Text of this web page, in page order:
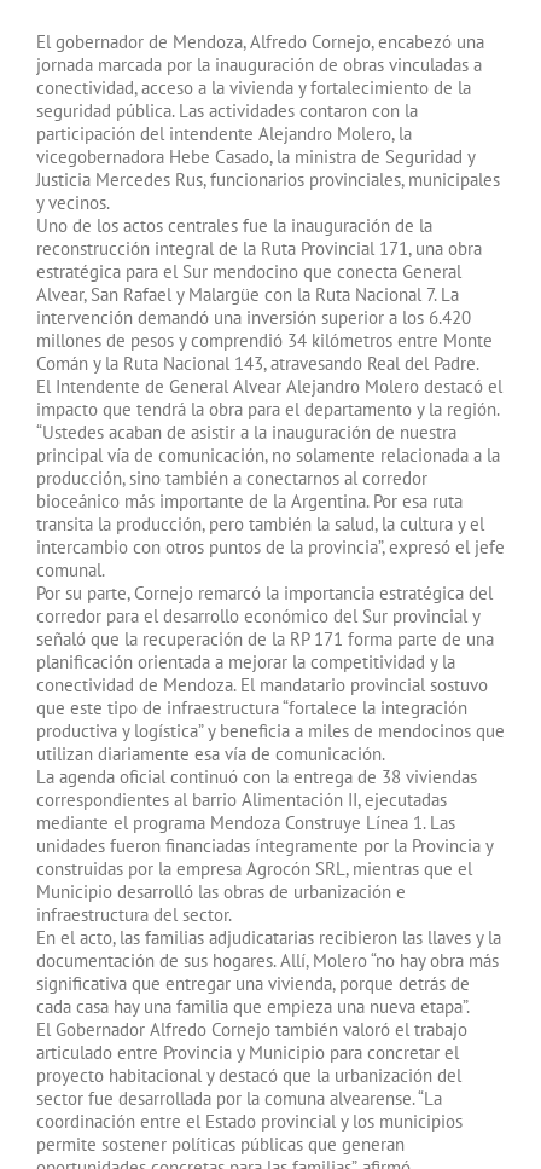
El gobernador de Mendoza, Alfredo Cornejo, encabezó una
jornada marcada por la inauguración de obras vinculadas a
conectividad, acceso a la vivienda y fortalecimiento de la
seguridad pública. Las actividades contaron con la
participación del intendente Alejandro Molero, la
vicegobernadora Hebe Casado, la ministra de Seguridad y
Justicia Mercedes Rus, funcionarios provinciales, municipales
y vecinos.
Uno de los actos centrales fue la inauguración de la
reconstrucción integral de la Ruta Provincial 171, una obra
estratégica para el Sur mendocino que conecta General
Alvear, San Rafael y Malargüe con la Ruta Nacional 7. La
intervención demandó una inversión superior a los 6.420
millones de pesos y comprendió 34 kilómetros entre Monte
Comán y la Ruta Nacional 143, atravesando Real del Padre.
El Intendente de General Alvear Alejandro Molero destacó el
impacto que tendrá la obra para el departamento y la región.
“Ustedes acaban de asistir a la inauguración de nuestra
principal vía de comunicación, no solamente relacionada a la
producción, sino también a conectarnos al corredor
bioceánico más importante de la Argentina. Por esa ruta
transita la producción, pero también la salud, la cultura y el
intercambio con otros puntos de la provincia”, expresó el jefe
comunal.
Por su parte, Cornejo remarcó la importancia estratégica del
corredor para el desarrollo económico del Sur provincial y
señaló que la recuperación de la RP 171 forma parte de una
planificación orientada a mejorar la competitividad y la
conectividad de Mendoza. El mandatario provincial sostuvo
que este tipo de infraestructura “fortalece la integración
productiva y logística” y beneficia a miles de mendocinos que
utilizan diariamente esa vía de comunicación.
La agenda oficial continuó con la entrega de 38 viviendas
correspondientes al barrio Alimentación II, ejecutadas
mediante el programa Mendoza Construye Línea 1. Las
unidades fueron financiadas íntegramente por la Provincia y
construidas por la empresa Agrocón SRL, mientras que el
Municipio desarrolló las obras de urbanización e
infraestructura del sector.
En el acto, las familias adjudicatarias recibieron las llaves y la
documentación de sus hogares. Allí, Molero “no hay obra más
significativa que entregar una vivienda, porque detrás de
cada casa hay una familia que empieza una nueva etapa”.
El Gobernador Alfredo Cornejo también valoró el trabajo
articulado entre Provincia y Municipio para concretar el
proyecto habitacional y destacó que la urbanización del
sector fue desarrollada por la comuna alvearense. “La
coordinación entre el Estado provincial y los municipios
permite sostener políticas públicas que generan